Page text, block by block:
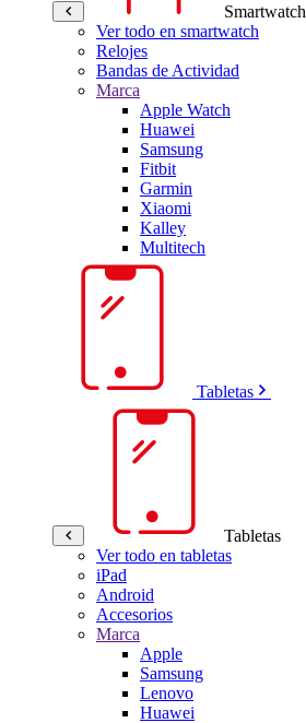
Smartwatch
Ver todo en smartwatch
Relojes
Bandas de Actividad
Marca
Apple Watch
Huawei
Samsung
Fitbit
Garmin
Xiaomi
Kalley
Multitech
Tabletas
Tabletas
Ver todo en tabletas
iPad
Android
Accesorios
Marca
Apple
Samsung
Lenovo
Huawei